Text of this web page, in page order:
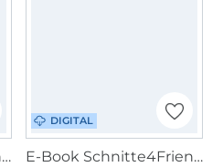
E-Book Sewingmachina Kleid/Top Emil Damen
DIGITAL
E-Book Schnitte4Friends Luna Sommershirt Damen